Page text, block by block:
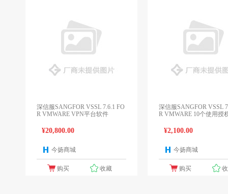
深信服SANGFOR VSSL 7.6.1 FO
R VMWARE VPN平台软件
¥20,800.00
今扬商城
购买 收藏
深信服SANGFOR VSSL
R VMWARE 10个使用授
¥2,100.00
今扬商城
购买